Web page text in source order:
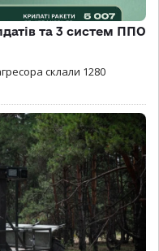
та 3 систем ППО
склали 1280